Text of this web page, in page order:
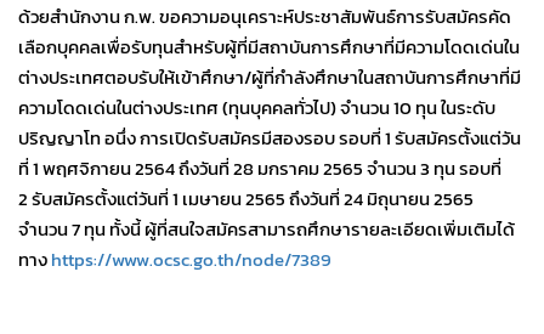
ด้วยสำนักงาน ก.พ. ขอความอนุเคราะห์ประชาสัมพันธ์การรับสมัครคัด
เลือกบุคคลเพื่อรับทุนสำหรับผู้ที่มีสถาบันการศึกษาที่มีความโดดเด่นใน
ต่างประเทศตอบรับให้เข้าศึกษา/ผู้ที่กำลังศึกษาในสถาบันการศึกษาที่มี
ความโดดเด่นในต่างประเทศ (ทุนบุคคลทั่วไป) จำนวน 10 ทุน ในระดับ
ปริญญาโท อนึ่ง การเปิดรับสมัครมีสองรอบ รอบที่ 1 รับสมัครตั้งแต่วัน
ที่ 1 พฤศจิกายน 2564 ถึงวันที่ 28 มกราคม 2565 จำนวน 3 ทุน รอบที่
2 รับสมัครตั้งแต่วันที่ 1 เมษายน 2565 ถึงวันที่ 24 มิถุนายน 2565
จำนวน 7 ทุน ทั้งนี้ ผู้ที่สนใจสมัครสามารถศึกษารายละเอียดเพิ่มเติมได้
ทางhttps://www.ocsc.go.th/node/7389